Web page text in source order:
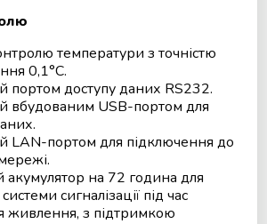
температури з точністю
0,1°С.
портом доступу даних RS232.
вбудованим USB-портом для
LAN-портом для підключення до
на 72 година для
сигналізації під час
живлення, з підтримкою